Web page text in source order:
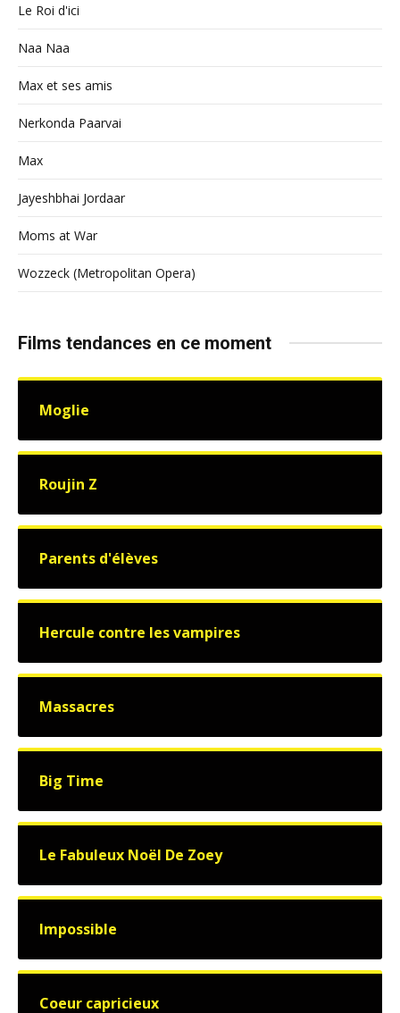
Le Roi d'ici
Naa Naa
Max et ses amis
Nerkonda Paarvai
Max
Jayeshbhai Jordaar
Moms at War
Wozzeck (Metropolitan Opera)
Films tendances en ce moment
Moglie
Roujin Z
Parents d'élèves
Hercule contre les vampires
Massacres
Big Time
Le Fabuleux Noël De Zoey
Impossible
Coeur capricieux